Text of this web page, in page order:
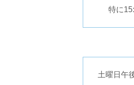
特に
土曜日午